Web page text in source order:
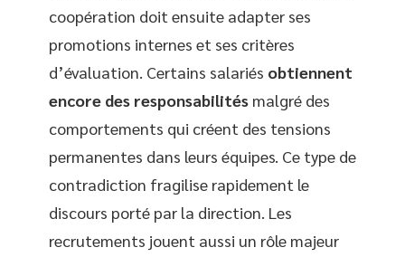
coopération doit ensuite adapter ses
promotions internes et ses critères
d’évaluation. Certains salariés obtiennent
encore des responsabilités malgré des
comportements qui créent des tensions
permanentes dans leurs équipes. Ce type de
contradiction fragilise rapidement le
discours porté par la direction. Les
recrutements jouent aussi un rôle majeur